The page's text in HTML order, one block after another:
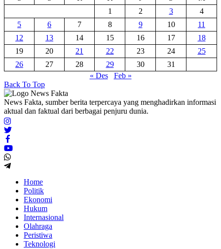
1
2 3
4
5
6 7 8 9 10
11
12
13 14 15 16 17
18
19
20 21 22 23 24
25
26
27 28 29 30
31
« Des
Feb »
Back To Top
News Fakta, sumber berita terpercaya yang menghadirkan informasi
aktual dan faktual dari berbagai penjuru dunia.
Home
Politik
Ekonomi
Hukum
Internasional
Olahraga
Peristiwa
Teknologi